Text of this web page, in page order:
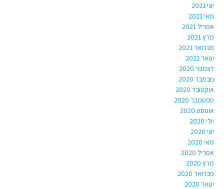
יוני 2021
מאי 2021
אפריל 2021
מרץ 2021
פברואר 2021
ינואר 2021
דצמבר 2020
נובמבר 2020
אוקטובר 2020
ספטמבר 2020
אוגוסט 2020
יולי 2020
יוני 2020
מאי 2020
אפריל 2020
מרץ 2020
פברואר 2020
ינואר 2020